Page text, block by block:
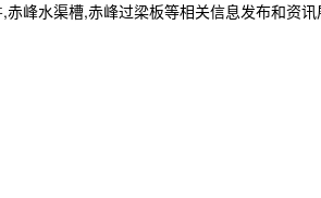
,赤峰水渠槽,赤峰过梁板等相关信息发布和资讯